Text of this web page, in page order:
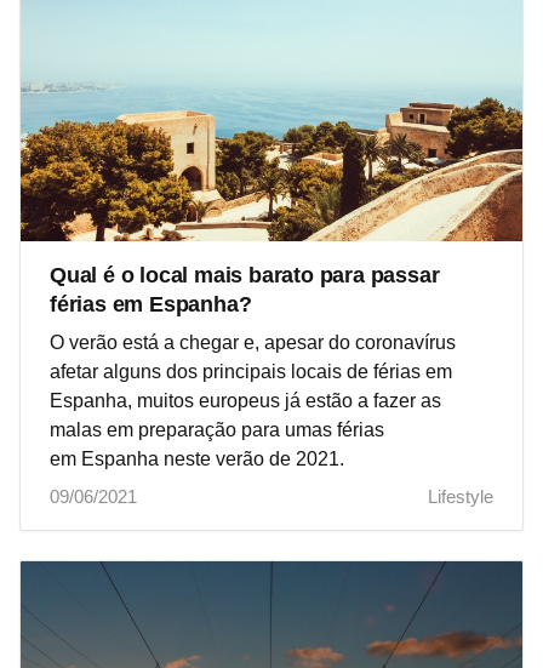
Qual é o local mais barato para passar
férias em Espanha?
O verão está a chegar e, apesar do coronavírus
afetar alguns dos principais locais de férias em
Espanha, muitos europeus já estão a fazer as
malas em preparação para umas férias
em Espanha neste verão de 2021.
09/06/2021
Lifestyle